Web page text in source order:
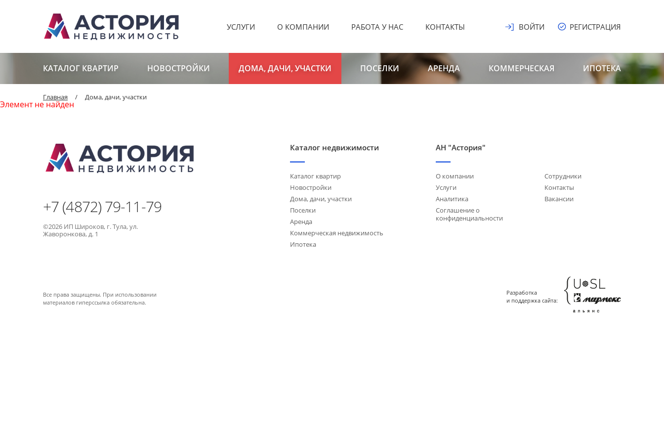
УСЛУГИ О КОМПАНИИ РАБОТА У НАС КОНТАКТЫ ВОЙТИ РЕГИСТРАЦИЯ
КАТАЛОГ КВАРТИР НОВОСТРОЙКИ ДОМА, ДАЧИ, УЧАСТКИ ПОСЕЛКИ АРЕНДА КОММЕРЧЕСКАЯ ИПОТЕКА
Главная / Дома, дачи, участки
Элемент не найден
+7 (4872) 79-11-79
©2026 ИП Широков, г. Тула, ул.
Жаворонкова, д. 1
Все права защищены. При использовании
материалов гиперссылка обязательна.
Каталог недвижимости
Каталог квартир
Новостройки
Дома, дачи, участки
Поселки
Аренда
Коммерческая недвижимость
Ипотека
АН "Астория"
О компании
Услуги
Аналитика
Соглашение о
конфиденциальности
Сотрудники
Контакты
Вакансии
Разработка
и поддержка сайта: